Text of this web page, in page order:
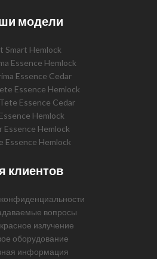
модели
Smart Hemlock
Essence Hemlock
Essence Cedar
Essence Hemlock
Essence Cedar
Hemlock
Essence Hemlock
Essence Hemlock
клиентов
вопросы
излучение
оборудование
информация